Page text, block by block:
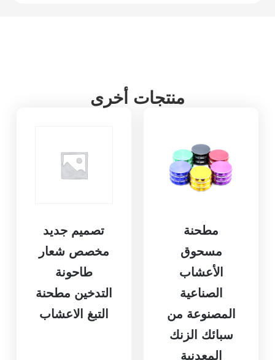
منتجات أخرى
تصميم جديد
مخصص شعار
طاحونة
التدخين مطحنة
التبغ الاعشاب
مطحنة
مسحوق
الأعشاب
الصناعية
المصنوعة من
سبائك الزنك
المعدنية